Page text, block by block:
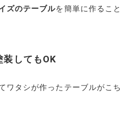
ズのテーブルを簡単に作ること
装してもOK
ワタシが作ったテーブルがこち